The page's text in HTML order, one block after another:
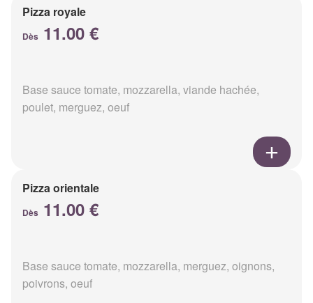
Pizza royale
Dès 11.00 €
Base sauce tomate, mozzarella, viande hachée,
poulet, merguez, oeuf
Pizza orientale
Dès 11.00 €
Base sauce tomate, mozzarella, merguez, oignons,
poivrons, oeuf